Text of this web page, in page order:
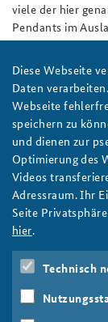
viele der hier
Pendants im
erst in den
Zuge einer
Weltlage. Es
gerade unter
internationalen
Ihnen fehlt eine
zu einem völlig
Mail an
Facebookbeitrag.
Autoren:
Diese Webseite
Daten
Webseite
speichern zu
und dienen zur
Optimierung des
Videos
Adressraum. Ihr
Seite
hier.
Technisch